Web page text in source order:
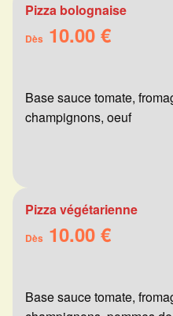
Pizza bolognaise
Dès 10.00 €
Base sauce tomate,
champignons, oeuf
Pizza végétarienne
Dès 10.00 €
Base sauce tomate,